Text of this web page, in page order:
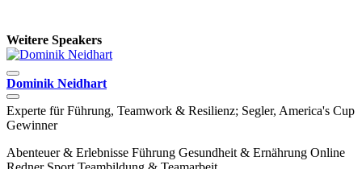
Weitere Speakers
Dominik Neidhart
Experte für Führung, Teamwork & Resilienz; Segler, America's Cup
Gewinner
Abenteuer & Erlebnisse Führung Gesundheit & Ernährung Online